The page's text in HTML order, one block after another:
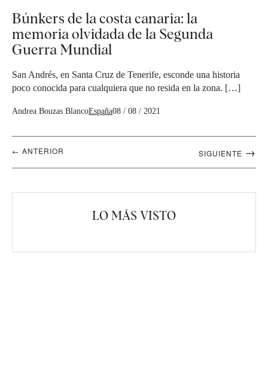
Búnkers de la costa canaria: la
memoria olvidada de la Segunda
Guerra Mundial
San Andrés, en Santa Cruz de Tenerife, esconde una historia
poco conocida para cualquiera que no resida en la zona. […]
Andrea Bouzas BlancoEspaña08 / 08 / 2021
Navegación
artículos
SIGUIENTE →
← ANTERIOR
LO MÁS VISTO